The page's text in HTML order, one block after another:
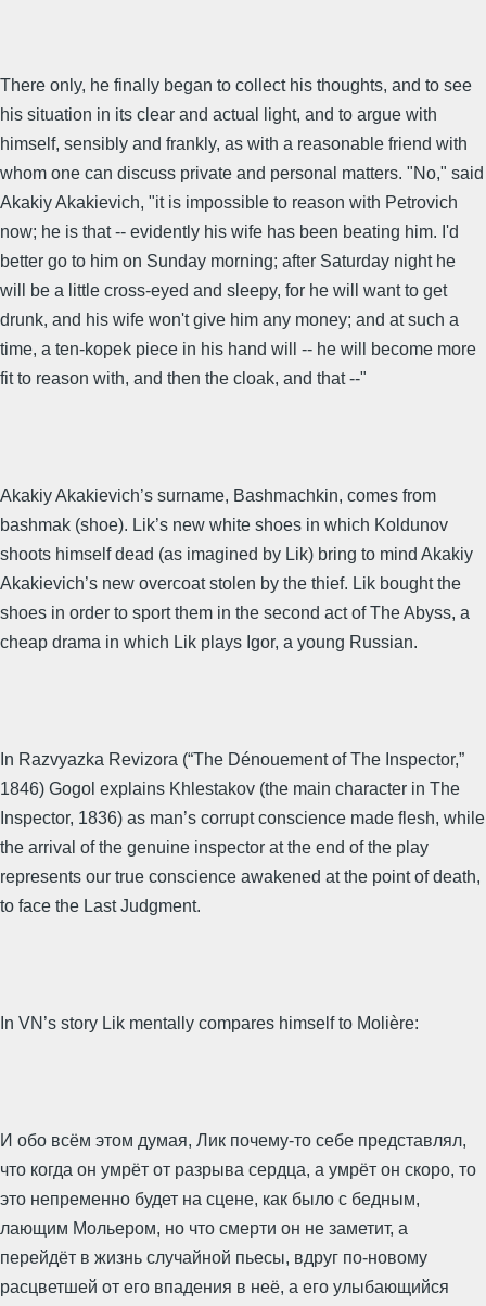
There only, he finally began to collect his thoughts, and to see
his situation in its clear and actual light, and to argue with
himself, sensibly and frankly, as with a reasonable friend with
whom one can discuss private and personal matters. "No," said
Akakiy Akakievich, "it is impossible to reason with Petrovich
now; he is that -- evidently his wife has been beating him. I'd
better go to him on Sunday morning; after Saturday night he
will be a little cross-eyed and sleepy, for he will want to get
drunk, and his wife won't give him any money; and at such a
time, a ten-kopek piece in his hand will -- he will become more
fit to reason with, and then the cloak, and that --"
Akakiy Akakievich’s surname, Bashmachkin, comes from
bashmak (shoe). Lik’s new white shoes in which Koldunov
shoots himself dead (as imagined by Lik) bring to mind Akakiy
Akakievich’s new overcoat stolen by the thief. Lik bought the
shoes in order to sport them in the second act of The Abyss, a
cheap drama in which Lik plays Igor, a young Russian.
In Razvyazka Revizora (“The Dénouement of The Inspector,”
1846) Gogol explains Khlestakov (the main character in The
Inspector, 1836) as man’s corrupt conscience made flesh, while
the arrival of the genuine inspector at the end of the play
represents our true conscience awakened at the point of death,
to face the Last Judgment.
In VN’s story Lik mentally compares himself to Molière:
И обо всём этом думая, Лик почему-то себе представлял,
что когда он умрёт от разрыва сердца, а умрёт он скоро, то
это непременно будет на сцене, как было с бедным,
лающим Мольером, но что смерти он не заметит, а
перейдёт в жизнь случайной пьесы, вдруг по-новому
расцветшей от его впадения в неё, а его улыбающийся